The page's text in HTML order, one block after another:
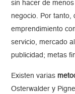
sin hacer de
negocio. Por tanto,
emprendimiento
servicio, mercado
publicidad; metas
Existen varias
Osterwalder y